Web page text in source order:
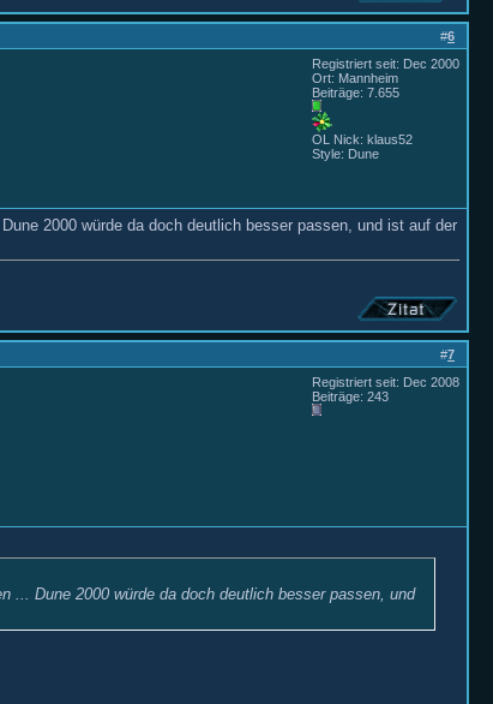
#6
Registriert seit: Dec 2000
Ort: Mannheim
Beiträge: 7.655
OL Nick: klaus52
Style: Dune
2000 würde da doch deutlich besser passen, und ist auf der
#7
Registriert seit: Dec 2008
Beiträge: 243
... Dune 2000 würde da doch deutlich besser passen, und